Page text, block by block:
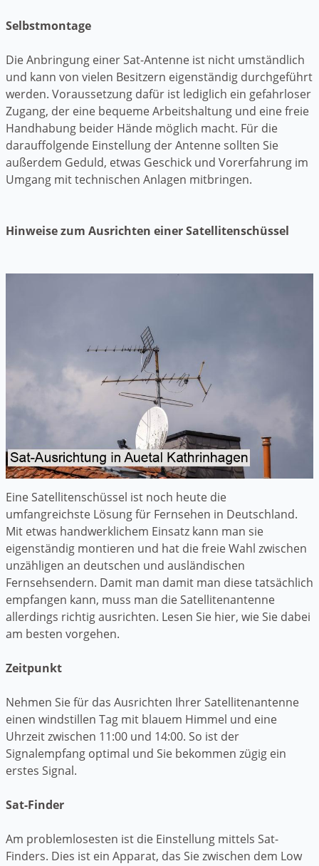
Selbstmontage
Die Anbringung einer Sat-Antenne ist nicht umständlich
und kann von vielen Besitzern eigenständig durchgeführt
werden. Voraussetzung dafür ist lediglich ein gefahrloser
Zugang, der eine bequeme Arbeitshaltung und eine freie
Handhabung beider Hände möglich macht. Für die
darauffolgende Einstellung der Antenne sollten Sie
außerdem Geduld, etwas Geschick und Vorerfahrung im
Umgang mit technischen Anlagen mitbringen.
Hinweise zum Ausrichten einer Satellitenschüssel
Eine Satellitenschüssel ist noch heute die
umfangreichste Lösung für Fernsehen in Deutschland.
Mit etwas handwerklichem Einsatz kann man sie
eigenständig montieren und hat die freie Wahl zwischen
unzähligen an deutschen und ausländischen
Fernsehsendern. Damit man damit man diese tatsächlich
empfangen kann, muss man die Satellitenantenne
allerdings richtig ausrichten. Lesen Sie hier, wie Sie dabei
am besten vorgehen.
Zeitpunkt
Nehmen Sie für das Ausrichten Ihrer Satellitenantenne
einen windstillen Tag mit blauem Himmel und eine
Uhrzeit zwischen 11:00 und 14:00. So ist der
Signalempfang optimal und Sie bekommen zügig ein
erstes Signal.
Sat-Finder
Am problemlosesten ist die Einstellung mittels Sat-
Finders. Dies ist ein Apparat, das Sie zwischen dem Low